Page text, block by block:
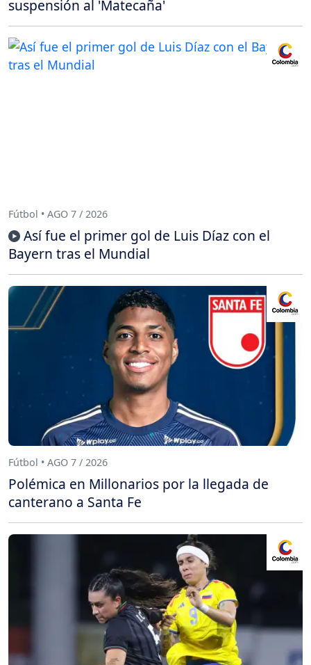
suspensión al 'Matecaña'
Fútbol • AGO 7 / 2026
Así fue el primer gol de Luis Díaz con el
Bayern tras el Mundial
Fútbol • AGO 7 / 2026
Polémica en Millonarios por la llegada de
canterano a Santa Fe